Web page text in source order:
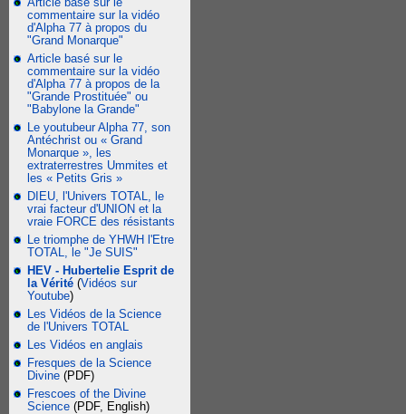
commentaire sur la vidéo
d'Alpha 77 à propos du
"Grand Monarque"
Article basé sur le
commentaire sur la vidéo
d'Alpha 77 à propos de la
"Grande Prostituée" ou
"Babylone la Grande"
Le youtubeur Alpha 77, son
Antéchrist ou « Grand
Monarque », les
extraterrestres Ummites et
les « Petits Gris »
DIEU, l'Univers TOTAL, le
vrai facteur d'UNION et la
vraie FORCE des résistants
Le triomphe de YHWH l'Etre
TOTAL, le "Je SUIS"
HEV - Hubertelie Esprit de
la Vérité (Vidéos sur
Youtube)
Les Vidéos de la Science
de l'Univers TOTAL
Les Vidéos en anglais
Fresques de la Science
Divine (PDF)
Frescoes of the Divine
Science (PDF, English)